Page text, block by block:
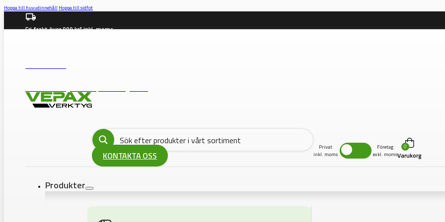
Hoppa till huvudinnehåll Hoppa till sidfot
Fri frakt över 999 kr* inkl. moms
KONTAKTA OSS
Privat
inkl. moms
Företag
exkl. moms
0
Varukorg
Produkter